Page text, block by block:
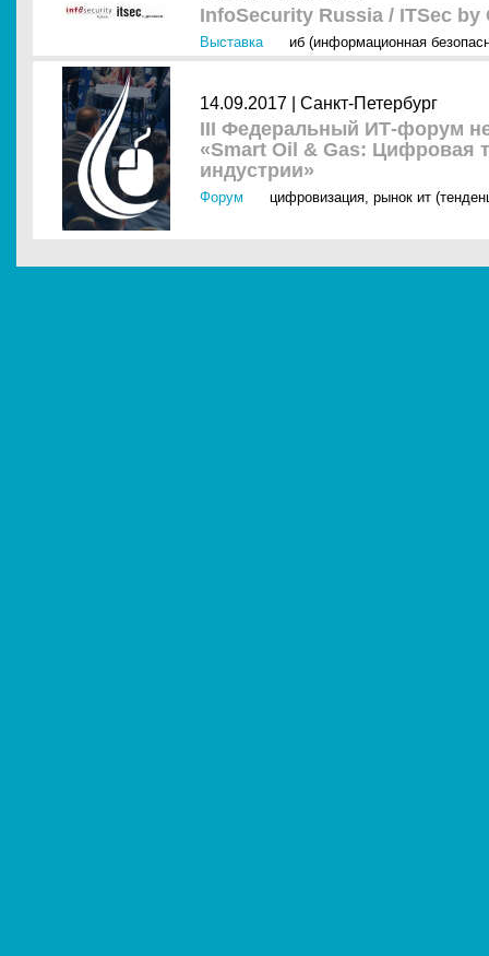
InfoSecurity Russia / ITSec by
Выставка иб (информационная
14.09.2017 | Санкт-Петербург
III Федеральный ИТ-форум
«Smart Oil & Gas: Цифровая
индустрии»
Форум цифровизация, рынок ит